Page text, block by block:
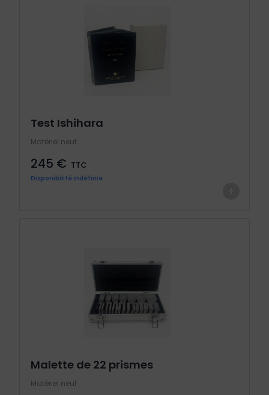
Test Ishihara
Matériel neuf
245 € TTC
Disponibilité indéfinie
Malette de 22 prismes
Matériel neuf